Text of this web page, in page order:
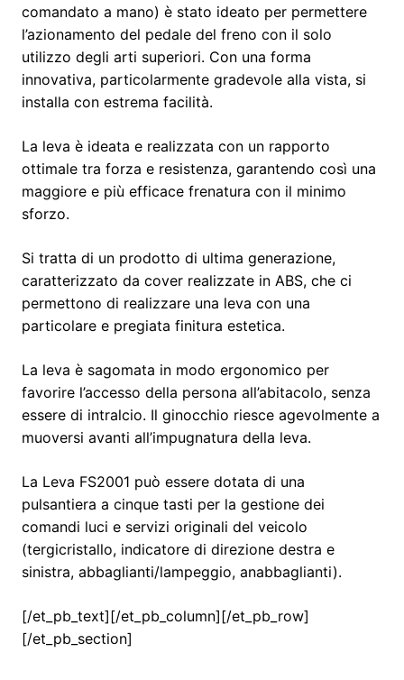
comandato a mano) è stato ideato per permettere
l’azionamento del pedale del freno con il solo
utilizzo degli arti superiori. Con una forma
innovativa, particolarmente gradevole alla vista, si
installa con estrema facilità.
La leva è ideata e realizzata con un rapporto
ottimale tra forza e resistenza, garantendo così una
maggiore e più efficace frenatura con il minimo
sforzo.
Si tratta di un prodotto di ultima generazione,
caratterizzato da cover realizzate in ABS, che ci
permettono di realizzare una leva con una
particolare e pregiata finitura estetica.
La leva è sagomata in modo ergonomico per
favorire l’accesso della persona all’abitacolo, senza
essere di intralcio. Il ginocchio riesce agevolmente a
muoversi avanti all’impugnatura della leva.
La Leva FS2001 può essere dotata di una
pulsantiera a cinque tasti per la gestione dei
comandi luci e servizi originali del veicolo
(tergicristallo, indicatore di direzione destra e
sinistra, abbaglianti/lampeggio, anabbaglianti).
[/et_pb_text][/et_pb_column][/et_pb_row]
[/et_pb_section]